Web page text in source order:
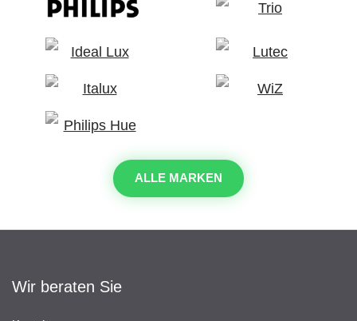
ALLE MARKEN
Wir beraten Sie